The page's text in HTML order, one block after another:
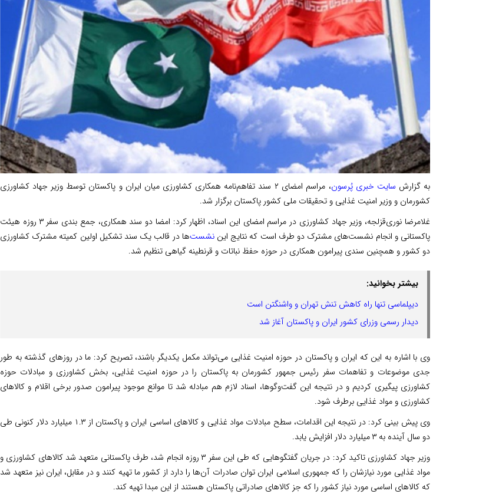
به گزارش سایت خبری پُرسون
، مراسم امضای ۲ سند تفاهم‌نامه همکاری کشاورزی میان ایران و پاکستان توسط وزیر جهاد کشاورزی
کشورمان و وزیر امنیت غذایی و تحقیقات ملی کشور پاکستان برگزار شد.
غلامرضا نوری‌قزلجه، وزیر جهاد کشاورزی در مراسم امضای این اسناد، اظهار کرد: امضا دو سند همکاری، جمع بندی سفر ۳ روزه هیئت
پاکستانی و انجام نشست‌های مشترک دو طرف است که نتایج ایننشست‌ها در قالب یک سند تشکیل اولین کمیته مشترک کشاورزی
دو کشور و همچنین سندی پیرامون همکاری در حوزه حفظ نباتات و قرنطینه گیاهی تنظیم شد.
بیشتر بخوانید:
دیپلماسی تنها راه کاهش تنش تهران و واشنگتن است
دیدار رسمی وزرای کشور ایران و پاکستان آغاز شد
وی با اشاره به این که ایران و پاکستان در حوزه امنیت غذایی می‌تواند مکمل یکدیگر باشند، تصریح کرد: ما در روزهای گذشته به طور
جدی موضوعات و تفاهمات سفر رئیس جمهور کشورمان به پاکستان را در حوزه امنیت غذایی، بخش کشاورزی و مبادلات حوزه
کشاورزی پیگیری کردیم و در نتیجه این گفت‌وگوها، اسناد لازم هم مبادله شد تا موانع موجود پیرامون صدور برخی اقلام و کالاهای
کشاورزی و مواد غذایی برطرف شود.
وی پیش بینی کرد: در نتیجه این اقدامات، سطح مبادلات مواد غذایی و کالاهای اساسی ایران و پاکستان از ۱.۳ میلیارد دلار کنونی طی
دو سال آینده به ۳ میلیارد دلار افزایش یابد.
وزیر جهاد کشاورزی تاکید کرد: در جریان گفتگوهایی که طی این سفر ۳ روزه انجام شد، طرف پاکستانی متعهد شد کالاهای کشاورزی و
مواد غذایی مورد نیازشان را که جمهوری اسلامی ایران توان صادرات آن‌ها را دارد از کشور ما تهیه کنند و در مقابل، ایران نیز متعهد شد
که کالاهای اساسی مورد نیاز کشور را که جز کالاهای صادراتی پاکستان هستند از این مبدا تهیه کند.